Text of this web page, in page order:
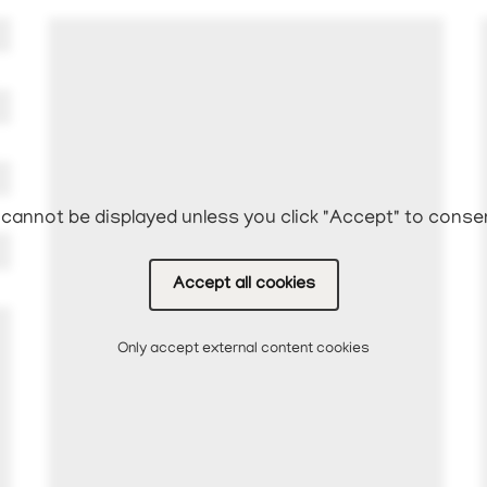
be displayed unless you click "Accept" to
Accept all cookies
Only accept external content cookies